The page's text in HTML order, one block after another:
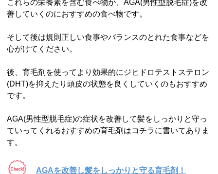
これらの栄養素を含む食べ物が、AGA(男性型脱毛症)を改
善していくのにおすすめの食べ物です。
そして後は規則正しい食事やバランスのとれた食事などを
心がけてください。
後、育毛剤を使ってより効果的にジヒドロテストステロン
(DHT)を抑えたり頭皮の状態を良くしていくのもおすすめ
です。
AGA(男性型脱毛症)の症状を改善して髪をしっかりと守っ
ていってくれるおすすめの育毛剤はコチラに書いてありま
す。
AGAを改善し髪をしっかりと守る育毛剤！